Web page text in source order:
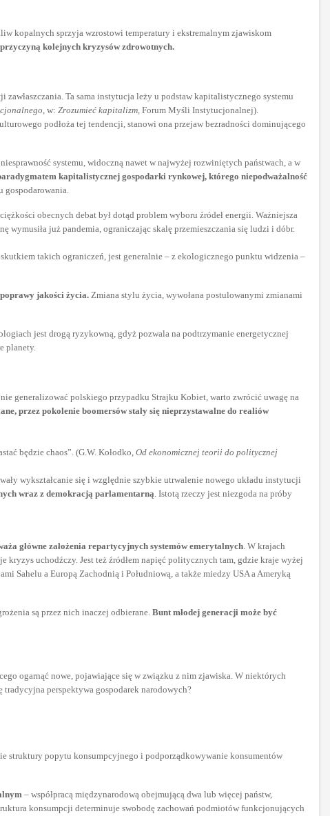
kopalnych sprzyja wzrostowi temperatury i ekstremalnym zjawiskom
kolejnych kryzysów zdrowotnych.
Ta sama instytucja leży u podstaw kapitalistycznego systemu
, w: Zrozumieć kapitalizm, Forum Myśli Instytucjonalnej).
podłoża tej tendencji, stanowi ona przejaw bezradności dominującego
systemu, widoczną nawet w najwyżej rozwiniętych państwach, a w
kapitalistycznej gospodarki rynkowej, którego niepodważalność
ciężkości obecnych debat był dotąd problem wyboru źródeł energii. Ważniejsza
wymusiła już pandemia, ograniczając skalę przemieszczania się ludzi i dóbr.
takich ograniczeń, jest generalnie – z ekologicznego punktu widzenia –
jakości życia. Zmiana stylu życia, wywołana postulowanymi zmianami
jest drogą ryzykowną, gdyż pozwala na podtrzymanie energetycznej
planety.
generalizować polskiego przypadku Strajku Kobiet, warto zwrócić uwagę na
przez pokolenie boomersów stały się nieprzystawalne do realiów
będzie chaos”. (G.W. Kołodko, Od ekonomicznej teorii do politycznej
wykształcanie się i względnie szybkie utrwalenie nowego układu instytucji
wraz z demokracją parlamentarną . Istotą rzeczy jest niezgoda na próby
główne założenia repartycyjnych systemów emerytalnych . W krajach
kryzys uchodźczy. Jest też źródłem napięć politycznych tam, gdzie kraje wyżej
Sahelu a Europą Zachodnią i Południową, a także miedzy USA a Ameryką
są przez nich inaczej odbierane. Bunt młodej generacji może być
ogarnąć nowe, pojawiające się w związku z nim zjawiska. W niektórych
perspektywa gospodarek narodowych?
struktury popytu konsumpcyjnego i podporządkowywanie konsumentów
– współpracą międzynarodową obejmującą dwa lub więcej państw,
konsumpcji determinuje swobodę zachowań podmiotów funkcjonujących